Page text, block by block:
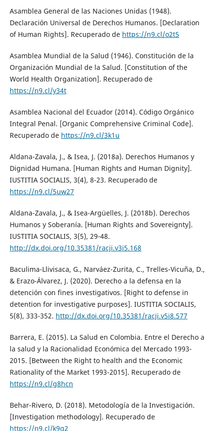
Asamblea General de las Naciones Unidas (1948).
Declaración Universal de Derechos Humanos. [Declaration
of Human Rights]. Recuperado de https://n9.cl/o2t5
Asamblea Mundial de la Salud (1946). Constitución de la
Organización Mundial de la Salud. [Constitution of the
World Health Organization]. Recuperado de
https://n9.cl/y34t
Asamblea Nacional del Ecuador (2014). Código Orgánico
Integral Penal. [Organic Comprehensive Criminal Code].
Recuperado de https://n9.cl/3k1u
Aldana-Zavala, J., & Isea, J. (2018a). Derechos Humanos y
Dignidad Humana. [Human Rights and Human Dignity].
IUSTITIA SOCIALIS, 3(4), 8-23. Recuperado de
https://n9.cl/5uw27
Aldana-Zavala, J., & Isea-Argüelles, J. (2018b). Derechos
Humanos y Soberanía. [Human Rights and Sovereignty].
IUSTITIA SOCIALIS, 3(5), 29-48.
http://dx.doi.org/10.35381/racji.v3i5.168
Baculima-Llivisaca, G., Narváez-Zurita, C., Trelles-Vicuña, D.,
& Erazo-Álvarez, J. (2020). Derecho a la defensa en la
detención con fines investigativos. [Right to defense in
detention for investigative purposes]. IUSTITIA SOCIALIS,
5(8), 333-352. http://dx.doi.org/10.35381/racji.v5i8.577
Barrera, E. (2015). La Salud en Colombia. Entre el Derecho a
la salud y la Racionalidad Económica del Mercado 1993-
2015. [Between the Right to health and the Economic
Rationality of the Market 1993-2015]. Recuperado de
https://n9.cl/g8hcn
Behar-Rivero, D. (2018). Metodología de la Investigación.
[Investigation methodology]. Recuperado de
https://n9.cl/k9q2